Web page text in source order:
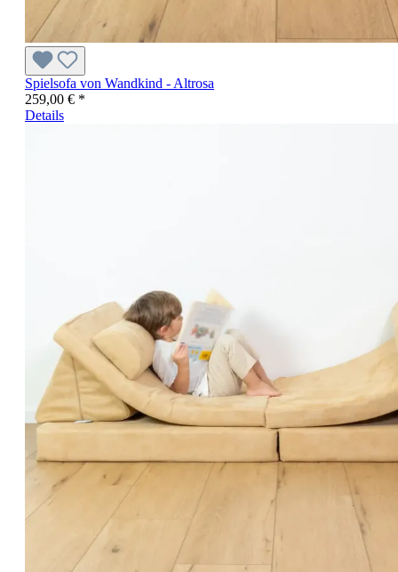
Spielsofa von Wandkind - Altrosa
259,00 € *
Details